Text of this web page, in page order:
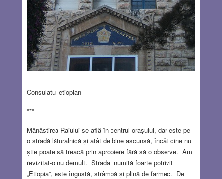
Consulatul etiopian
***
Mănăstirea Raiului se află în centrul orașului, dar este pe
o stradă lăturalnică și atât de bine ascunsă, încât cine nu
știe poate să treacă prin apropiere fără să o observe. Am
revizitat-o nu demult. Strada, numită foarte potrivit
„Etiopia”, este îngustă, strâmbă și plină de farmec. De